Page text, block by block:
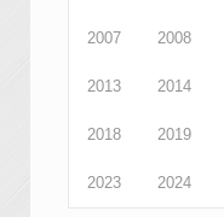
2007 2008
2013 2014
2018 2019
2023 2024